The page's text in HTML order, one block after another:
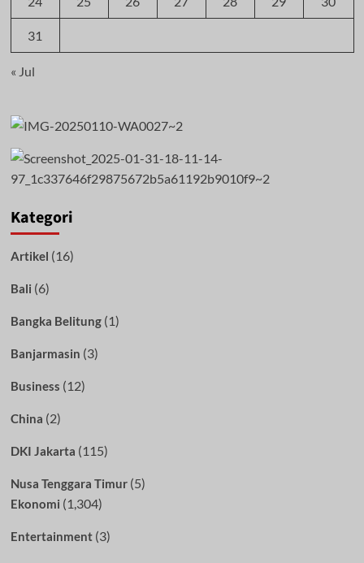
31
« Jul
Kategori
Artikel (16)
Bali (6)
Bangka Belitung(1)
Banjarmasin (3)
Business (12)
China (2)
DKI Jakarta (115)
Nusa Tenggara Timur(5)
Ekonomi (1,304)
Entertainment(3)